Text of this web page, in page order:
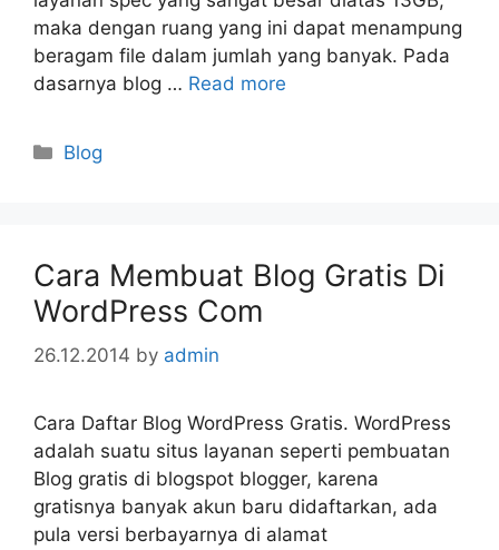
maka dengan ruang yang ini dapat menampung
beragam file dalam jumlah yang banyak. Pada
dasarnya blog … Read more
Categories
Blog
Cara Membuat Blog Gratis Di
WordPress Com
26.12.2014 by admin
Cara Daftar Blog WordPress Gratis. WordPress
adalah suatu situs layanan seperti pembuatan
Blog gratis di blogspot blogger, karena
gratisnya banyak akun baru didaftarkan, ada
pula versi berbayarnya di alamat